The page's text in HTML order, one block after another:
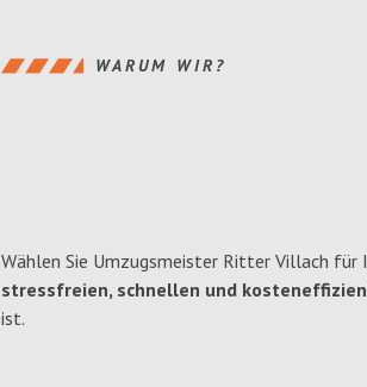
WARUM WIR?
Wählen Sie Umzugsmeister Ritter Villach für
stressfreien, schnellen und
ist.